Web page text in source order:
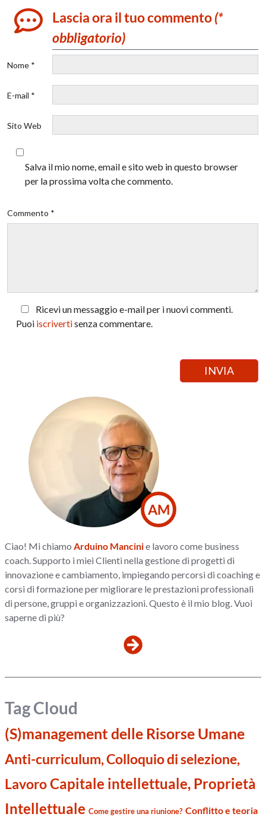
Lascia ora il tuo commento(*
obbligatorio)
Nome *
E-mail *
Sito Web
Salva il mio nome, email e sito web in questo browser
per la prossima volta che commento.
Commento *
Ricevi un messaggio e-mail per i nuovi commenti.
Puoi iscrivertisenza commentare.
AM
Ciao! Mi chiamoArduino Mancinie lavoro come business
coach. Supporto i miei Clienti nella gestione di progetti di
innovazione e cambiamento, impiegando percorsi di coaching e
corsi di formazione per migliorare le prestazioni professionali
di persone, gruppi e organizzazioni. Questo è il mio blog. Vuoi
saperne di più?
Tag Cloud
(S)management delle Risorse Umane
Anti-curriculum, Colloquio di selezione,
LavoroCapitale intellettuale, Proprietà
Intellettuale Come gestire una riunione? Conflitto e teoria